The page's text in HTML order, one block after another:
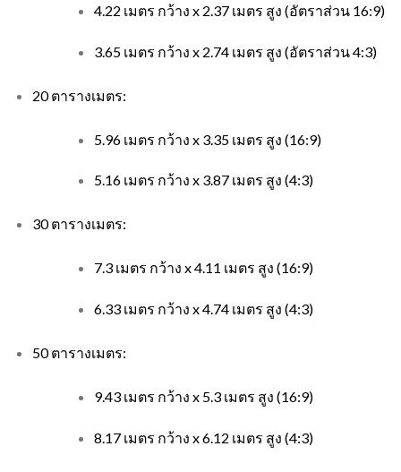
4.22 เมตร กว้าง x 2.37 เมตร สูง (อัตราส่วน 16:9)
3.65 เมตร กว้าง x 2.74 เมตร สูง (อัตราส่วน 4:3)
20 ตารางเมตร:
5.96 เมตร กว้าง x 3.35 เมตร สูง (16:9)
5.16 เมตร กว้าง x 3.87 เมตร สูง (4:3)
30 ตารางเมตร:
7.3 เมตร กว้าง x 4.11 เมตร สูง (16:9)
6.33 เมตร กว้าง x 4.74 เมตร สูง (4:3)
50 ตารางเมตร:
9.43 เมตร กว้าง x 5.3 เมตร สูง (16:9)
8.17 เมตร กว้าง x 6.12 เมตร สูง (4:3)